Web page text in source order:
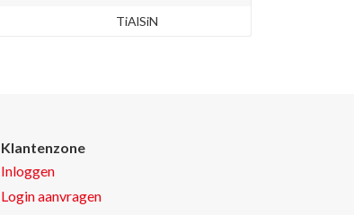
TiAlSiN
Klantenzone
Inloggen
Login aanvragen